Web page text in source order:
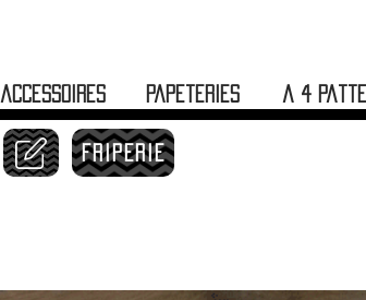
a 4
papeteries
accessoires
FRIPERIE